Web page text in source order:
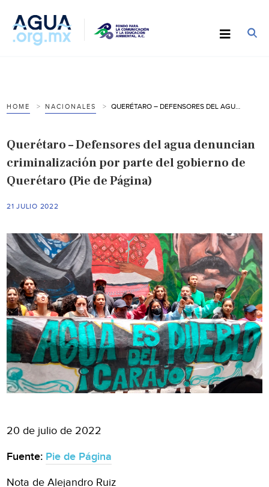
HOME NACIONALES
Querétaro – Defensores del agua denuncian
criminalización por parte del gobierno de
Querétaro (Pie de Página)
21 JULIO 2022
20 de julio de 2022
Fuente: Pie de Página
Nota de Alejandro Ruiz